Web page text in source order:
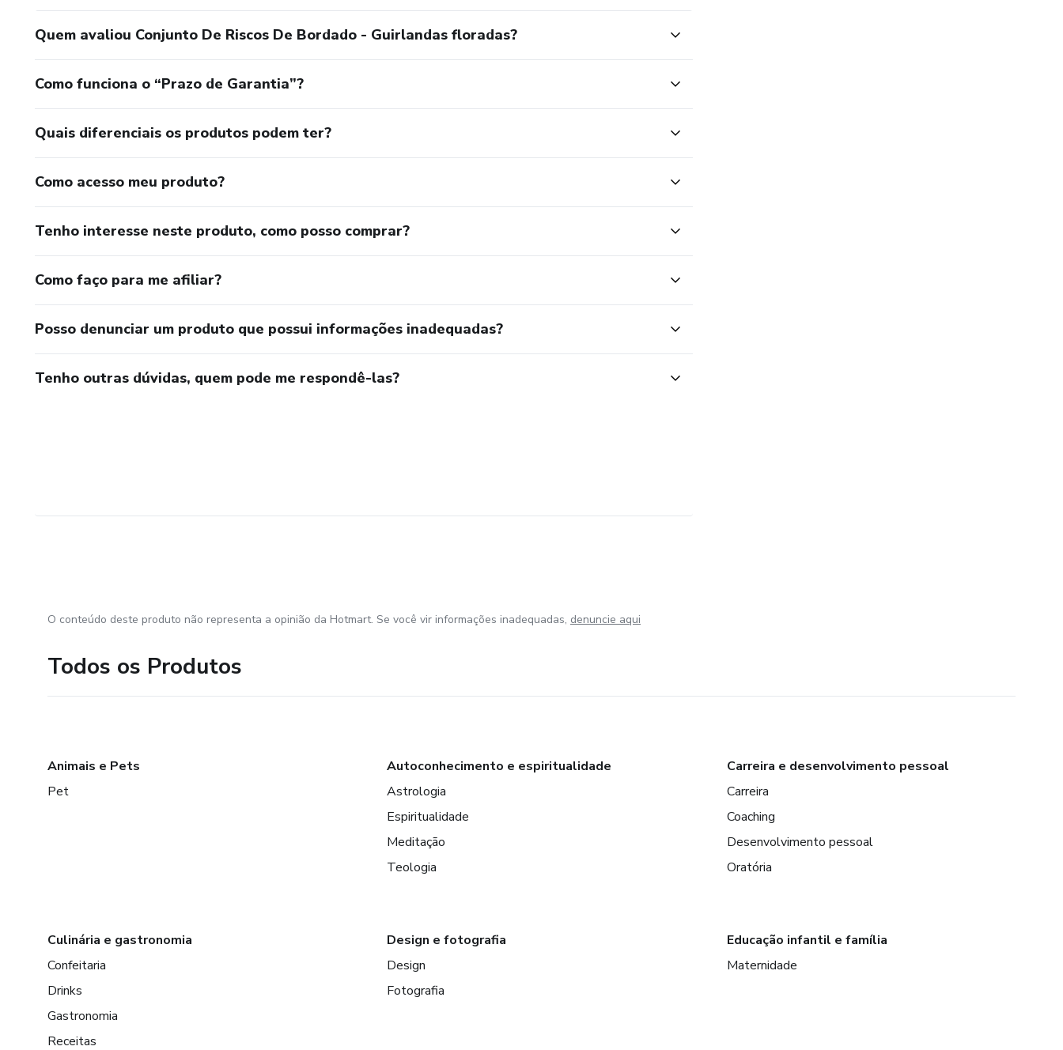
Quem avaliou Conjunto De Riscos De Bordado - Guirlandas floradas?
Como funciona o “Prazo de Garantia”?
Quais diferenciais os produtos podem ter?
Como acesso meu produto?
Tenho interesse neste produto, como posso comprar?
Como faço para me afiliar?
Posso denunciar um produto que possui informações inadequadas?
Tenho outras dúvidas, quem pode me respondê-las?
O conteúdo deste produto não representa a opinião da Hotmart. Se você vir informações inadequadas, denuncie aqui
Todos os Produtos
Animais e Pets
Pet
Autoconhecimento e espiritualidade
Astrologia
Espiritualidade
Meditação
Teologia
Carreira e desenvolvimento pessoal
Carreira
Coaching
Desenvolvimento pessoal
Oratória
Culinária e gastronomia
Confeitaria
Drinks
Gastronomia
Receitas
Design e fotografia
Design
Fotografia
Educação infantil e família
Maternidade